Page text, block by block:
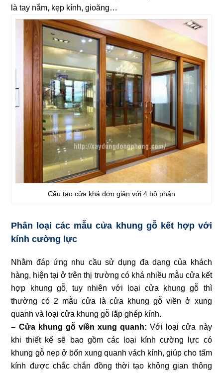
là tay nắm, kẹp kính, gioăng…
Cấu tạo cửa khá đơn giản với 4 bộ phận
Phân loại các mẫu cửa khung gỗ kết hợp với
kính cường lực
Nhằm đáp ứng nhu cầu sử dụng đa dạng của khách
hàng, hiện tại ở trên thị trường có khá nhiều mẫu cửa kết
hợp khung gỗ, tuy nhiên với loại cửa khung gỗ thì
thường có 2 mẫu cửa là cửa khung gỗ viền ở xung
quanh và loại cửa khung gỗ lắp ghép kính.
– Cửa khung gỗ viền xung quanh: Với loại cửa này
khi thiết kế sẽ bao gồm các loại kính cường lực có
khung gỗ nẹp ở bốn xung quanh vách kính, giúp cho tấm
kính được chắc chắn đồng thời tạo không gian thông